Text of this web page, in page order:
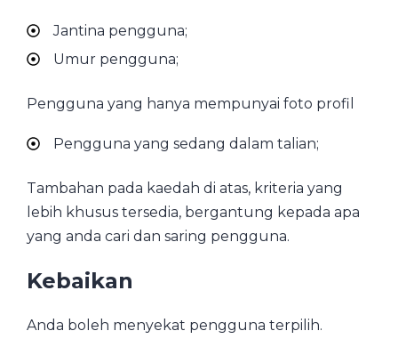
Jantina pengguna;
Umur pengguna;
Pengguna yang hanya mempunyai foto profil
Pengguna yang sedang dalam talian;
Tambahan pada kaedah di atas, kriteria yang
lebih khusus tersedia, bergantung kepada apa
yang anda cari dan saring pengguna.
Kebaikan
Anda boleh menyekat pengguna terpilih.